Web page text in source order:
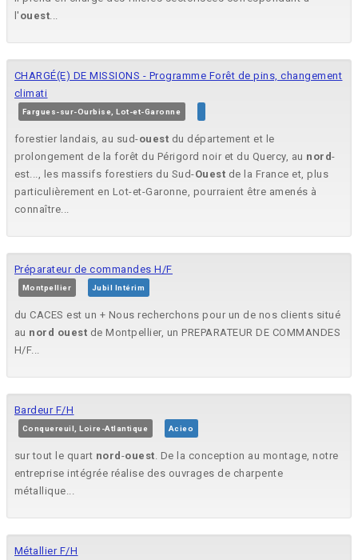
l' ouest...
CHARGÉ(E) DE MISSIONS - Programme Forêt de pins, changement
climati
Fargues-sur-Ourbise, Lot-et-Garonne
forestier landais, au sud-ouest du département et le
prolongement de la forêt du Périgord noir et du Quercy, au nord-
est..., les massifs forestiers du Sud-Ouest de la France et, plus
particulièrement en Lot-et-Garonne, pourraient être amenés à
connaître...
Préparateur de commandes H/F
Montpellier Jubil Intérim
du CACES est un + Nous recherchons pour un de nos clients situé
au nord ouest de Montpellier, un PREPARATEUR DE COMMANDES
H/F...
Bardeur F/H
Conquereuil, Loire-Atlantique Acieo
sur tout le quart nord -ouest. De la conception au montage, notre
entreprise intégrée réalise des ouvrages de charpente
métallique...
Métallier F/H